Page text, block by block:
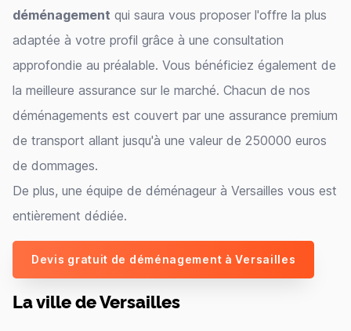
déménagement qui saura vous proposer l'offre la plus
adaptée à votre profil grâce à une consultation
approfondie au préalable. Vous bénéficiez également de
la meilleure assurance sur le marché. Chacun de nos
déménagements est couvert par une assurance premium
de transport allant jusqu'à une valeur de 250000 euros
de dommages.
De plus, une équipe de déménageur à Versailles vous est
entièrement dédiée.
Devis gratuit de déménagement à Versailles
La ville de Versailles